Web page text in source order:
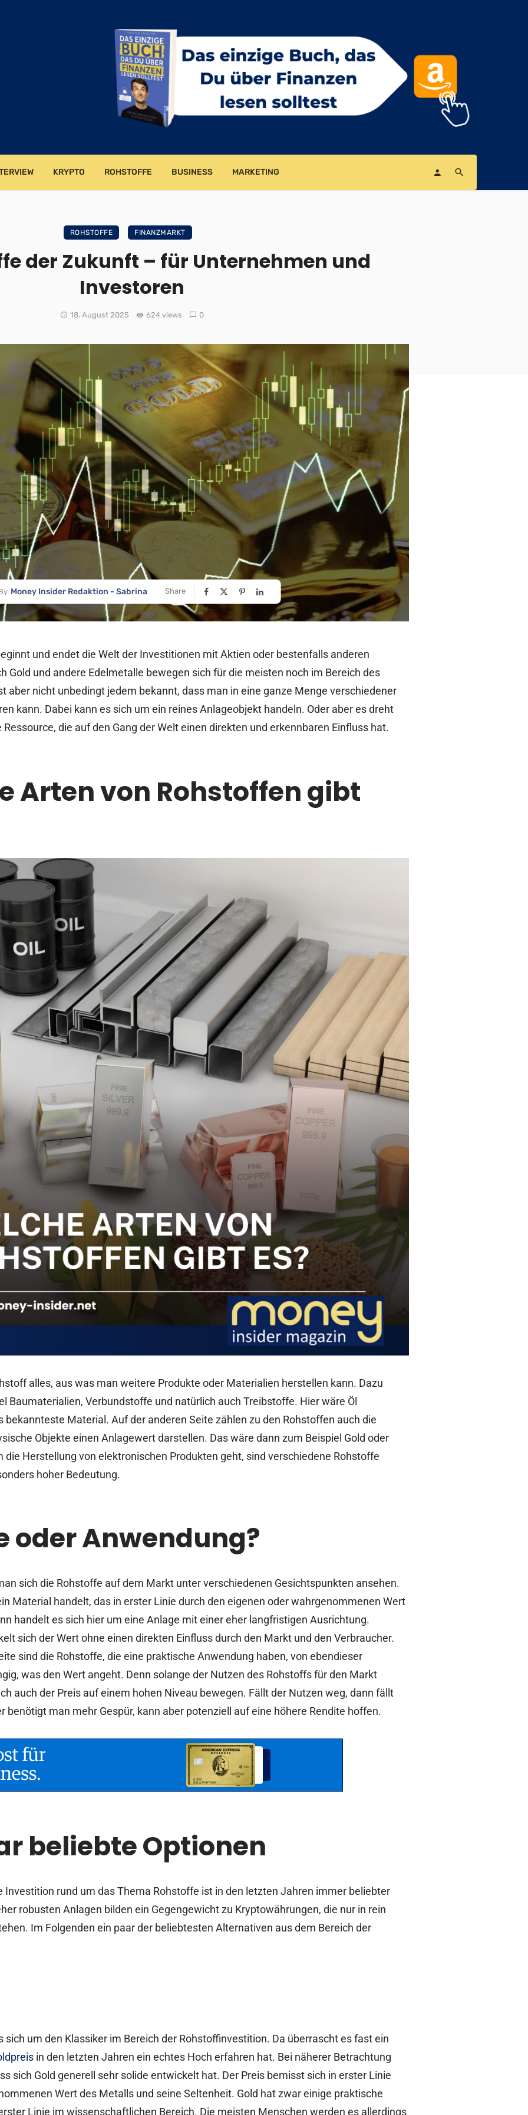
KRYPTO ROHSTOFFE BUSINESS MARKETING
ROHSTOFFE FINANZMARKT
der Zukunft – für Unternehmen und
Investoren
18. August 2025 624 views 0
Money Insider Redaktion - Sabrina Share
und endet die Welt der Investitionen mit Aktien oder bestenfalls anderen
Gold und andere Edelmetalle bewegen sich für die meisten noch im Bereich des
aber nicht unbedingt jedem bekannt, dass man in eine ganze Menge verschiedener
kann. Dabei kann es sich um ein reines Anlageobjekt handeln. Oder aber es dreht
die auf den Gang der Welt einen direkten und erkennbaren Einfluss hat.
Arten von Rohstoffen gibt
alles, aus was man weitere Produkte oder Materialien herstellen kann. Dazu
Baumaterialien, Verbundstoffe und natürlich auch Treibstoffe. Hier wäre Öl
bekannteste Material. Auf der anderen Seite zählen zu den Rohstoffen auch die
Objekte einen Anlagewert darstellen. Das wäre dann zum Beispiel Gold oder
die Herstellung von elektronischen Produkten geht, sind verschiedene Rohstoffe
hoher Bedeutung.
oder Anwendung?
sich die Rohstoffe auf dem Markt unter verschiedenen Gesichtspunkten ansehen.
Material handelt, das in erster Linie durch den eigenen oder wahrgenommenen Wert
handelt es sich hier um eine Anlage mit einer eher langfristigen Ausrichtung.
sich der Wert ohne einen direkten Einfluss durch den Markt und den Verbraucher.
sind die Rohstoffe, die eine praktische Anwendung haben, von ebendieser
was den Wert angeht. Denn solange der Nutzen des Rohstoffs für den Markt
auch der Preis auf einem hohen Niveau bewegen. Fällt der Nutzen weg, dann fällt
benötigt man mehr Gespür, kann aber potenziell auf eine höhere Rendite hoffen.
beliebte Optionen
Investition rund um das Thema Rohstoffe ist in den letzten Jahren immer beliebter
robusten Anlagen bilden ein Gegengewicht zu Kryptowährungen, die nur in rein
Im Folgenden ein paar der beliebtesten Alternativen aus dem Bereich der
sich um den Klassiker im Bereich der Rohstoffinvestition. Da überrascht es fast ein
in den letzten Jahren ein echtes Hoch erfahren hat. Bei näherer Betrachtung
sich Gold generell sehr solide entwickelt hat. Der Preis bemisst sich in erster Linie
Wert des Metalls und seine Seltenheit. Gold hat zwar einige praktische
Linie im wissenschaftlichen Bereich. Die meisten Menschen werden es allerdings